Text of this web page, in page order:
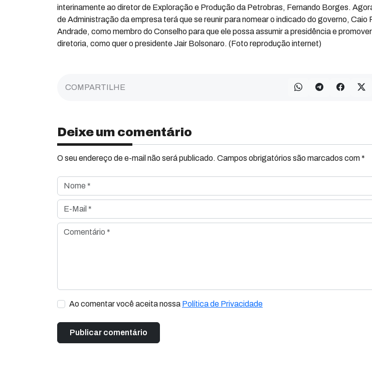
interinamente ao diretor de Exploração e Produção da Petrobras, Fernando Borges.
de Administração da empresa terá que se reunir para nomear o indicado do governo, Caio
Andrade, como membro do Conselho para que ele possa assumir a presidência e
diretoria, como quer o presidente Jair Bolsonaro. (Foto reprodução internet)
COMPARTILHE
Deixe um comentário
O seu endereço de e-mail não será publicado. Campos obrigatórios são marcados com *
Nome *
E-Mail *
Comentário *
Ao comentar você aceita nossa Política de Privacidade